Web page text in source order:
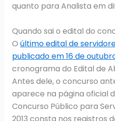
quanto para Analista em
Quando sai o edital do
O último edital de
publicado em 16 de
cronograma do Edital de
Antes dele, o concurso
aparece na página oficial
Concurso Público para
2013 consta nos registros